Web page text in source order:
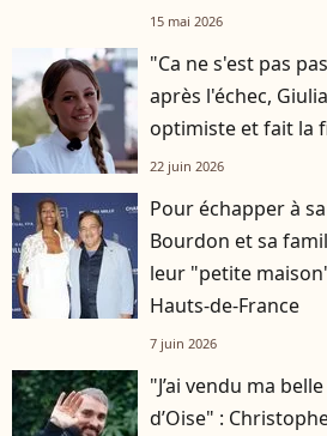
15 mai 2026
"Ca ne s'est pas
après l'échec,
optimiste et fait la
22 juin 2026
Pour échapper à
Bourdon et sa
leur "petite
Hauts-de-France
7 juin 2026
"J’ai vendu ma
d’Oise" :